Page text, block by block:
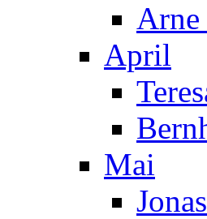
Arne
April
Mai